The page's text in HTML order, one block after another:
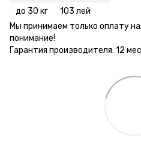
до 30 кг
103 лей
Мы принимаем только оплату
понимание!
Гарантия производителя: 12